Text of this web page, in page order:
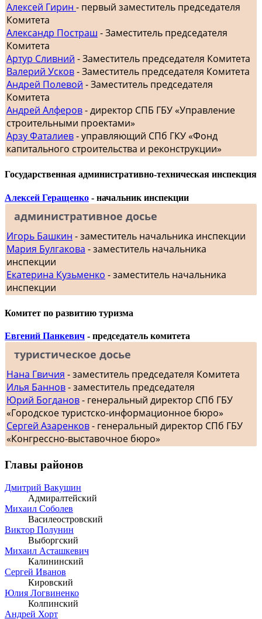
Алексей Гирин - первый заместитель председателя
Комитета
Александр Постраш - Заместитель председателя
Комитета
Артур Сливний - Заместитель председателя Комитета
Валерий Усков- Заместитель председателя Комитета
Андрей Полевой - Заместитель председателя
Комитета
Андрей Алферов- директор СПБ ГБУ «Управление
строительными проектами»
Арзу Фаталиев- управляющий СПб ГКУ «Фонд
капитального строительства и реконструкции»
Государственная административно-техническая инспекция
Алексей Геращенко - начальник инспекции
административное досье
Игорь Башкин - заместитель начальника инспекции
Мария Булгакова - заместитель начальника
инспекции
Екатерина Кузьменко - заместитель начальника
инспекции
Комитет по развитию туризма
Евгений Панкевич - председатель комитета
туристическое досье
Нана Гвичия - заместитель председателя Комитета
Илья Баннов- заместитель председателя
Юрий Богданов- генеральный директор СПб ГБУ
«Городское туристско-информационное бюро»
Сергей Азаренков- генеральный директор СПб ГБУ
«Конгрессно-выставочное бюро»
Главы районов
Дмитрий Вакушин
Адмиралтейский
Михаил Соболев
Василеостровский
Виктор Полунин
Выборгский
Михаил Асташкевич
Калининский
Сергей Иванов
Кировский
Юлия Логвиненко
Колпинский
Андрей Хорт